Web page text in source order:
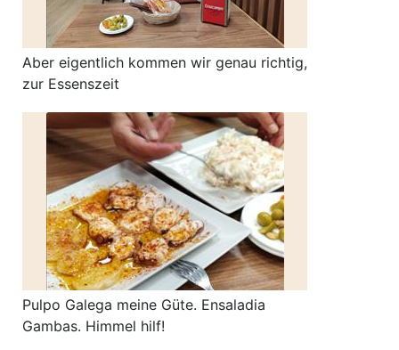
Aber eigentlich kommen wir genau richtig,
zur Essenszeit
Pulpo Galega meine Güte. Ensaladia
Gambas. Himmel hilf!